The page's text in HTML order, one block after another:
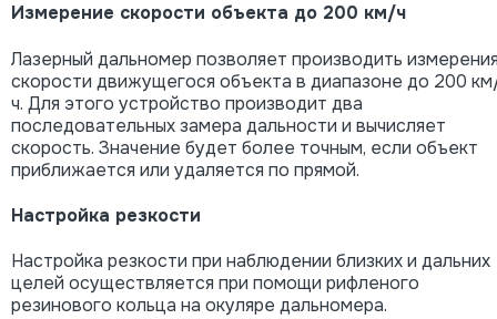
Измерение скорости объекта до 200 км/ч
Лазерный дальномер позволяет производить
скорости движущегося объекта в диапазоне до 200
ч. Для этого устройство производит два
последовательных замера дальности и вычисляет
скорость. Значение будет более точным, если объект
приближается или удаляется по прямой.
Настройка резкости
Настройка резкости при наблюдении близких и дальних
целей осуществляется при помощи рифленого
резинового кольца на окуляре дальномера.